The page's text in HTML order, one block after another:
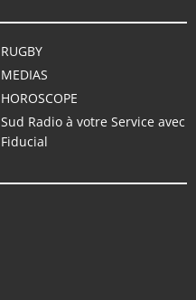
RUGBY
MEDIAS
HOROSCOPE
Sud Radio à votre Service avec
Fiducial